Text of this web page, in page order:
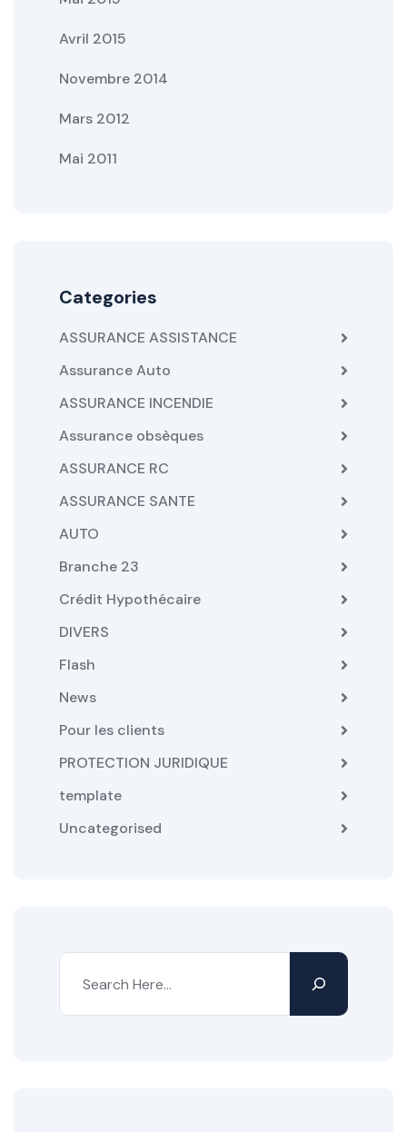
Avril 2015
Novembre 2014
Mars 2012
Mai 2011
Categories
ASSURANCE ASSISTANCE
Assurance Auto
ASSURANCE INCENDIE
Assurance obsèques
ASSURANCE RC
ASSURANCE SANTE
AUTO
Branche 23
Crédit Hypothécaire
DIVERS
Flash
News
Pour les clients
PROTECTION JURIDIQUE
template
Uncategorised